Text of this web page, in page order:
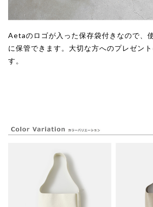
Aetaのロゴが入った保存袋付きなので、
に保管できます。大切な方へのプレゼン
す。